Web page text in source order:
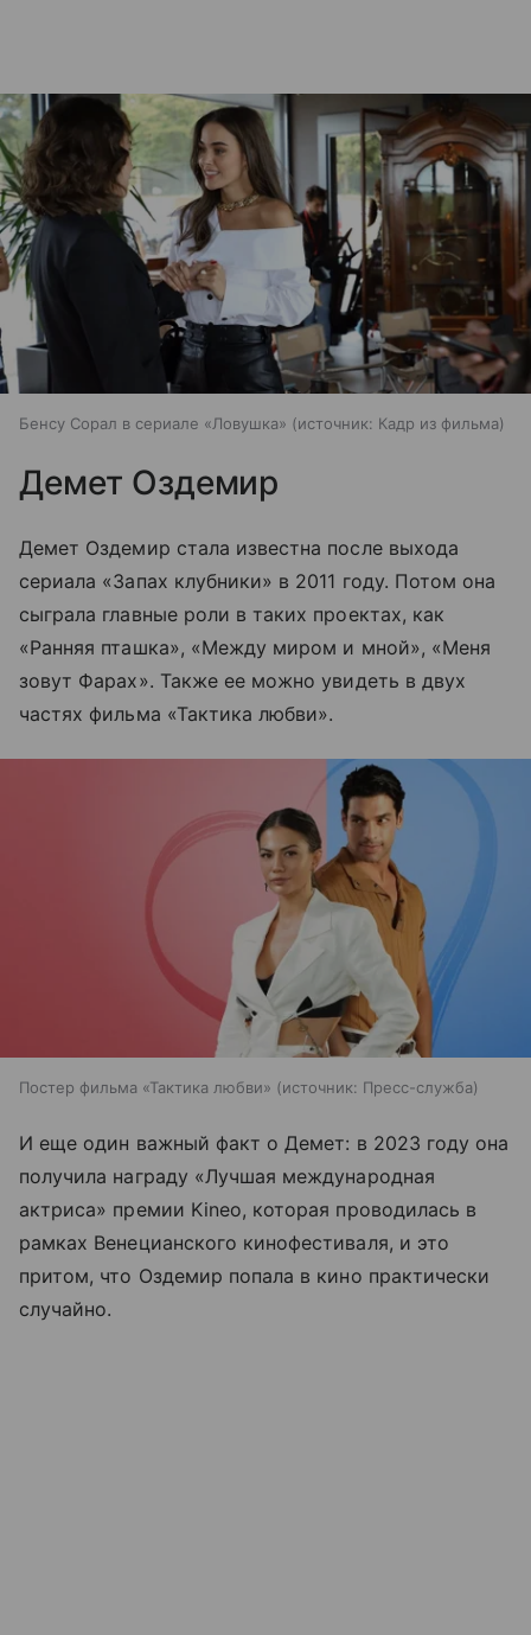
Бенсу Сорал в сериале «Ловушка» источник: Кадр из фильма
Демет Оздемир
Демет Оздемир стала известна после выхода
сериала «Запах клубники» в 2011 году. Потом она
сыграла главные роли в таких проектах, как
«Ранняя пташка», «Между миром и мной», «Меня
зовут Фарах». Также ее можно увидеть в двух
частях фильма «Тактика любви».
Постер фильма «Тактика любви» источник: Пресс-служба
И еще один важный факт о Демет: в 2023 году она
получила награду «Лучшая международная
актриса» премии Kineo, которая проводилась в
рамках Венецианского кинофестиваля, и это
притом, что Оздемир попала в кино практически
случайно.